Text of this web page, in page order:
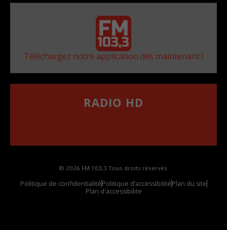
Téléchargez notre application dès maintenant !
RADIO HD
© 2026 FM 103,3 Tous droits réservés.
Politique de confidentialitéPolitique d’accessibilitéPlan du site
Plan d'accessibilite